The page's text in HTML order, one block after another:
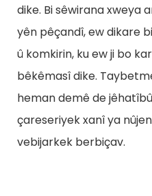
dike. Bi sêwirana xweya
yên pêçandî, ew dikare
û komkirin, ku ew ji bo
bêkêmasî dike.
heman demê de
çareseriyek xanî ya
vebijarkek berbiçav.